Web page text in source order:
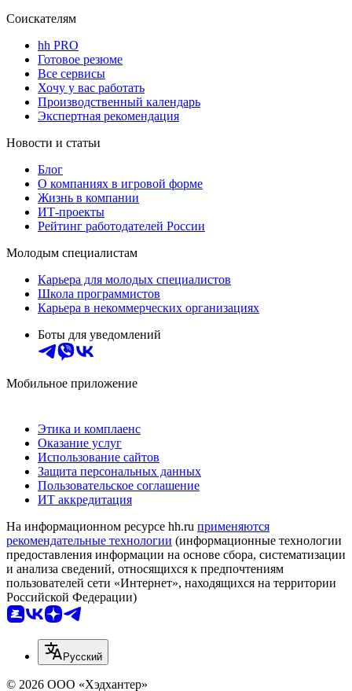
Соискателям
hh PRO
Готовое резюме
Все сервисы
Хочу у вас работать
Производственный календарь
Экспертная рекомендация
Новости и статьи
Блог
О компаниях в игровой форме
Жизнь в компании
ИТ-проекты
Рейтинг работодателей России
Молодым специалистам
Карьера для молодых специалистов
Школа программистов
Карьера в некоммерческих организациях
Боты для уведомлений
Мобильное приложение
Этика и комплаенс
Оказание услуг
Использование сайтов
Защита персональных данных
Пользовательское соглашение
ИТ аккредитация
На информационном ресурсе hh.ru применяются
рекомендательные технологии (информационные технологии
предоставления информации на основе сбора, систематизации
и анализа сведений, относящихся к предпочтениям
пользователей сети «Интернет», находящихся на территории
Российской Федерации)
Русский
© 2026 ООО «Хэдхантер»